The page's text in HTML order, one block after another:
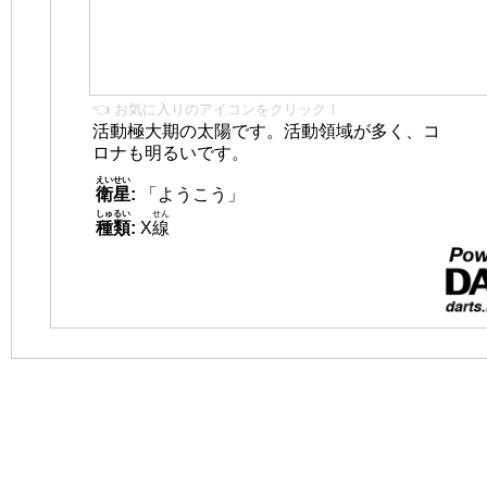
👈 お気に入りのアイコンをクリック！
活動極大期の太陽です。活動領域が多く、コ
ロナも明るいです。
衛星
えいせい
:
「ようこう」
種類
しゅるい
: X線
せん